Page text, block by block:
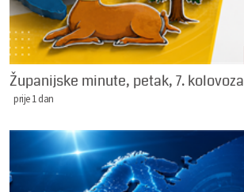
Županijske minute, petak, 7. kolovoza
prije 1 dan